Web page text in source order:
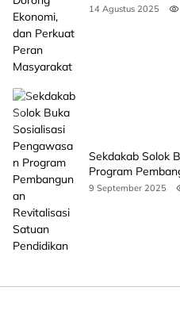
14 Agustus 2025
Sekdakab Solok
Program
Pendidikan
9 September 2025